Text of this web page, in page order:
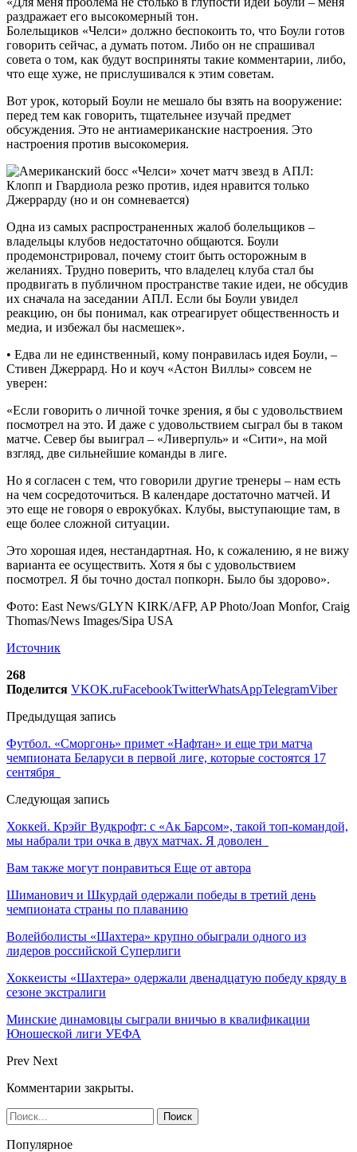
раздражает его высокомерный тон.
Болельщиков «Челси» должно беспокоить то, что Боули готов
говорить сейчас, а думать потом. Либо он не спрашивал
совета о том, как будут восприняты такие комментарии, либо,
что еще хуже, не прислушивался к этим советам.
Вот урок, который Боули не мешало бы взять на вооружение:
перед тем как говорить, тщательнее изучай предмет
обсуждения. Это не антиамериканские настроения. Это
настроения против высокомерия.
Одна из самых распространенных жалоб болельщиков –
владельцы клубов недостаточно общаются. Боули
продемонстрировал, почему стоит быть осторожным в
желаниях. Трудно поверить, что владелец клуба стал бы
продвигать в публичном пространстве такие идеи, не обсудив
их сначала на заседании АПЛ. Если бы Боули увидел
реакцию, он бы понимал, как отреагирует общественность и
медиа, и избежал бы насмешек».
• Едва ли не единственный, кому понравилась идея Боули, –
Стивен Джеррард. Но и коуч «Астон Виллы» совсем не
уверен:
«Если говорить о личной точке зрения, я бы с удовольствием
посмотрел на это. И даже с удовольствием сыграл бы в таком
матче. Север бы выиграл – «Ливерпуль» и «Сити», на мой
взгляд, две сильнейшие команды в лиге.
Но я согласен с тем, что говорили другие тренеры – нам есть
на чем сосредоточиться. В календаре достаточно матчей. И
это еще не говоря о еврокубках. Клубы, выступающие там, в
еще более сложной ситуации.
Это хорошая идея, нестандартная. Но, к сожалению, я не вижу
варианта ее осуществить. Хотя я бы с удовольствием
посмотрел. Я бы точно достал попкорн. Было бы здорово».
Фото: East News/GLYN KIRK/AFP, AP Photo/Joan Monfor, Craig
Thomas/News Images/Sipa USA
Источник
268
Поделится VKOK.ruFacebookTwitterWhatsAppTelegramViber
Предыдущая запись
Футбол. «Сморгонь» примет «Нафтан» и еще три матча
чемпионата Беларуси в первой лиге, которые состоятся 17
сентября
Следующая запись
Хоккей. Крэйг Вудкрофт: с «Ак Барсом», такой топ-командой,
мы набрали три очка в двух матчах. Я доволен
Вам также могут понравиться Еще от автора
Шиманович и Шкурдай одержали победы в третий день
чемпионата страны по плаванию
Волейболисты «Шахтера» крупно обыграли одного из
лидеров российской Суперлиги
Хоккеисты «Шахтера» одержали двенадцатую победу кряду в
сезоне экстралиги
Минские динамовцы сыграли вничью в квалификации
Юношеской лиги УЕФА
Prev Next
Комментарии закрыты.
Популярное